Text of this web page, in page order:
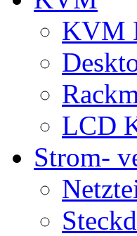
KVM
LCD
Strom-